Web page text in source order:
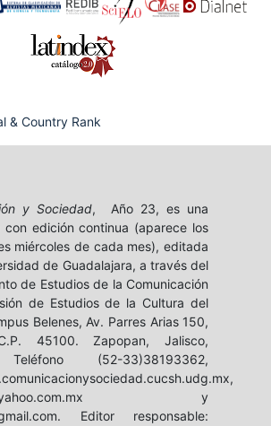
y Sociedad, Año 23, es una
con edición continua (aparece los
miércoles de cada mes), editada
de Guadalajara, a través del
de Estudios de la Comunicación
de Estudios de la Cultura del
Belenes, Av. Parres Arias 150,
45100. Zapopan, Jalisco,
(52-33)38193362,
y
Editor responsable: